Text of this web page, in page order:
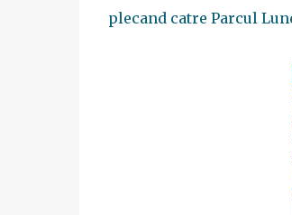
plecand catre Parcul